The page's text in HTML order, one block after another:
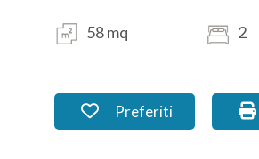
58 mq 2
Preferiti: Cod. AL_04.4
Preferiti
Commerciali
Terreni